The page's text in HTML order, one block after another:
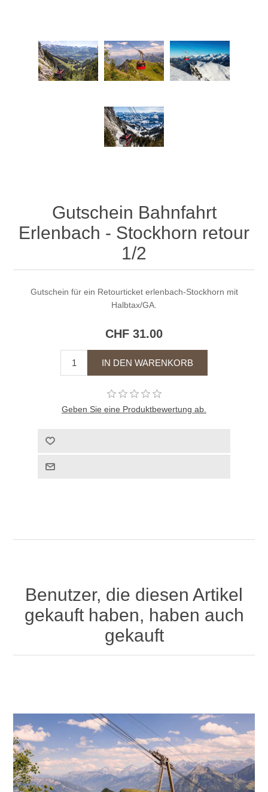
Gutschein Bahnfahrt
Erlenbach - Stockhorn retour
1/2
Gutschein für ein Retourticket erlenbach-Stockhorn mit
Halbtax/GA.
CHF 31.00
Geben Sie eine Produktbewertung ab.
Benutzer, die diesen Artikel
gekauft haben, haben auch
gekauft